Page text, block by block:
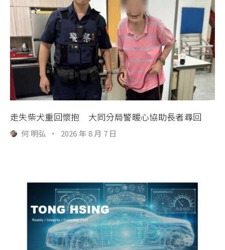
走失柴犬重回懷抱 大同分局警暖心協助長者尋回
何 明弘 · 2026 年 8 月 7 日